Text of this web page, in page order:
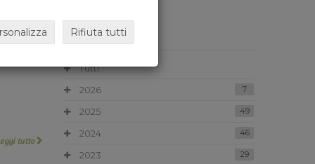
tutto
ARCHIVIO
Tutti
2026
7
2025 49
2024 46
2023 29
Rifiuta tutti